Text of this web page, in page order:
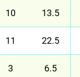
10 13.5
11 22.5
3 6.5